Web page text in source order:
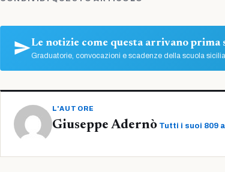
Le notizie come questa arrivano prima
Graduatorie, convocazioni e scadenze della scuola
L'AUTORE
Giuseppe Adernò Tutti i suoi 809